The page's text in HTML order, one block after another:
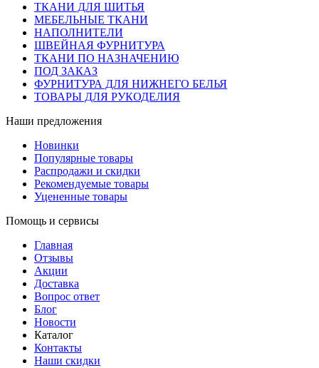
ТКАНИ ДЛЯ ШИТЬЯ
МЕБЕЛЬНЫЕ ТКАНИ
НАПОЛНИТЕЛИ
ШВЕЙНАЯ ФУРНИТУРА
ТКАНИ ПО НАЗНАЧЕНИЮ
ПОД ЗАКАЗ
ФУРНИТУРА ДЛЯ НИЖНЕГО БЕЛЬЯ
ТОВАРЫ ДЛЯ РУКОДЕЛИЯ
Наши предложения
Новинки
Популярные товары
Распродажи и скидки
Рекомендуемые товары
Уцененные товары
Помощь и сервисы
Главная
Отзывы
Акции
Доставка
Вопрос ответ
Блог
Новости
Каталог
Контакты
Наши скидки